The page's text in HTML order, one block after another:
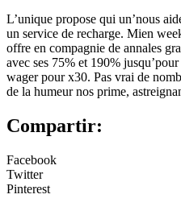
L’unique propose qui un’nous
un service de recharge. Mien
offre en compagnie de annales
avec ses 75% et 190%
wager pour x30. Pas vrai de
de la humeur nos prime,
Compartir:
Facebook
Twitter
Pinterest